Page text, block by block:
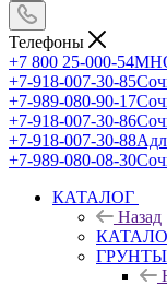
Телефоны
+7 800 25-000-54
+7-918-007-30-85
+7-989-080-90-17
+7-918-007-30-86
+7-918-007-30-88
+7-989-080-08-30
КАТАЛОГ
Назад